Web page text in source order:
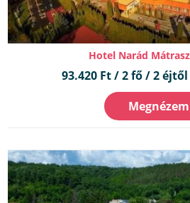
Hotel Narád
93.420 Ft / 2 fő / 2 éjtől
Megnézem